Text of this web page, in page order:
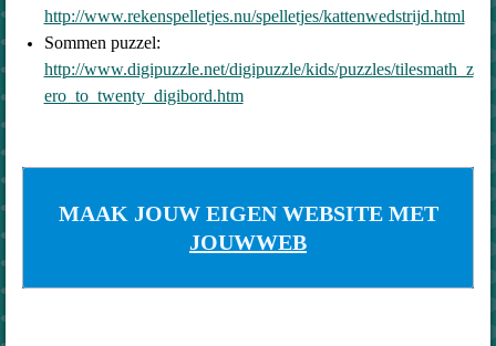
http://www.rekenspelletjes.nu/spelletjes/kattenwedstrijd.html
Sommen puzzel:
http://www.digipuzzle.net/digipuzzle/kids/puzzles/tilesmath_z
ero_to_twenty_digibord.htm
MAAK JOUW EIGEN WEBSITE MET
JOUWWEB